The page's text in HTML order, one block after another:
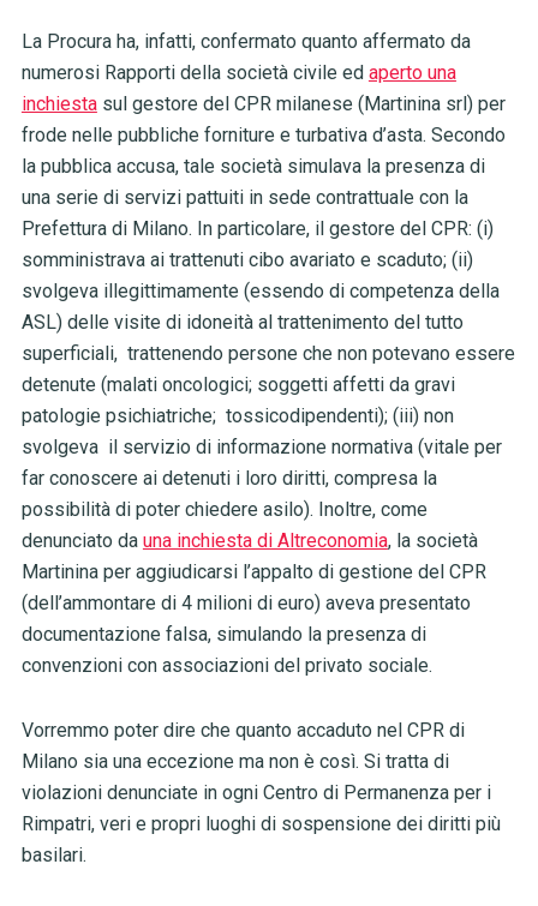
La Procura ha, infatti, confermato quanto affermato da
numerosi Rapporti della società civile ed aperto una
inchiestasul gestore del CPR milanese (Martinina srl) per
frode nelle pubbliche forniture e turbativa d’asta. Secondo
la pubblica accusa, tale società simulava la presenza di
una serie di servizi pattuiti in sede contrattuale con la
Prefettura di Milano. In particolare, il gestore del CPR: (i)
somministrava ai trattenuti cibo avariato e scaduto; (ii)
svolgeva illegittimamente (essendo di competenza della
ASL) delle visite di idoneità al trattenimento del tutto
superficiali, trattenendo persone che non potevano essere
detenute (malati oncologici; soggetti affetti da gravi
patologie psichiatriche; tossicodipendenti); (iii) non
svolgeva il servizio di informazione normativa (vitale per
far conoscere ai detenuti i loro diritti, compresa la
possibilità di poter chiedere asilo). Inoltre, come
denunciato da una inchiesta di Altreconomia, la società
Martinina per aggiudicarsi l’appalto di gestione del CPR
(dell’ammontare di 4 milioni di euro) aveva presentato
documentazione falsa, simulando la presenza di
convenzioni con associazioni del privato sociale.
Vorremmo poter dire che quanto accaduto nel CPR di
Milano sia una eccezione ma non è così. Si tratta di
violazioni denunciate in ogni Centro di Permanenza per i
Rimpatri, veri e propri luoghi di sospensione dei diritti più
basilari.